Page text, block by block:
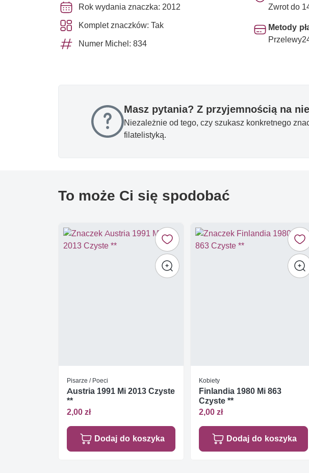
Rok wydania znaczka: 2012
Komplet znaczków: Tak
Numer Michel: 834
Zwrot do
Metody
Masz pytania? Z przyjemnością na
Niezależnie od tego, czy szukasz konkretnego
filatelistyką.
To może Ci się spodobać
Pisarze / Poeci
Austria 1991 Mi 2013 Czyste
**
2,00 zł
Dodaj do koszyka
Kobiety
Finlandia 1980 Mi 863
Czyste **
2,00 zł
Dodaj do koszyka